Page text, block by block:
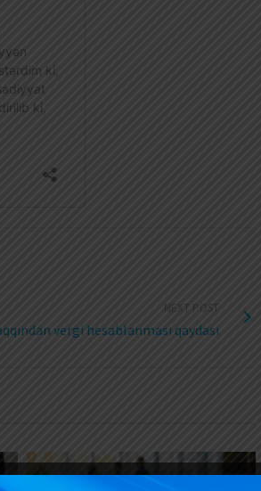
NEXT POST
vergi hesablanması qaydası